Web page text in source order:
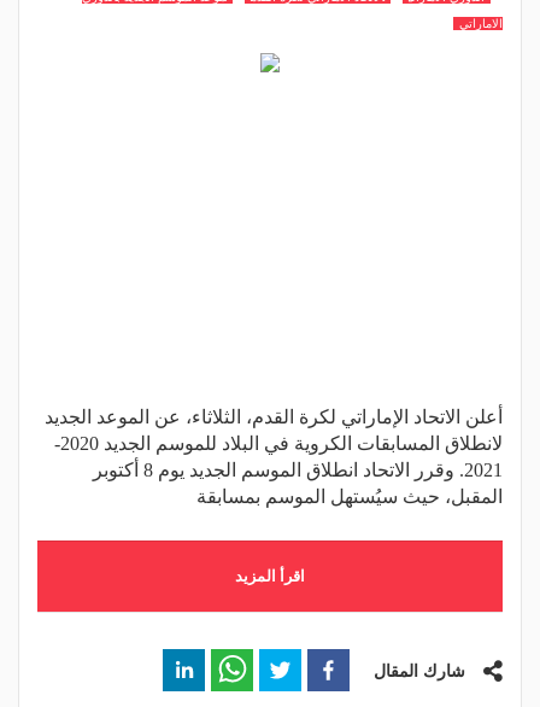
الاماراتي
أعلن الاتحاد الإماراتي لكرة القدم، الثلاثاء، عن الموعد الجديد
لانطلاق المسابقات الكروية في البلاد للموسم الجديد 2020-
2021. وقرر الاتحاد انطلاق الموسم الجديد يوم 8 أكتوبر
المقبل، حيث سيُستهل الموسم بمسابقة
اقرأ المزيد
شارك المقال